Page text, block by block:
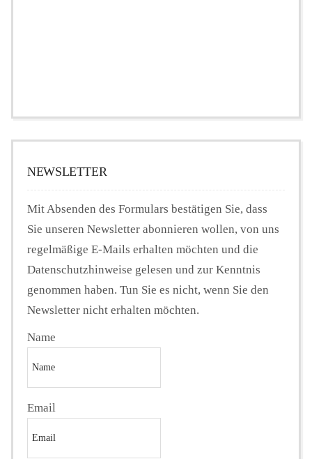
NEWSLETTER
Mit Absenden des Formulars bestätigen Sie, dass
Sie unseren Newsletter abonnieren wollen, von uns
regelmäßige E-Mails erhalten möchten und die
Datenschutzhinweise gelesen und zur Kenntnis
genommen haben. Tun Sie es nicht, wenn Sie den
Newsletter nicht erhalten möchten.
Name
Email